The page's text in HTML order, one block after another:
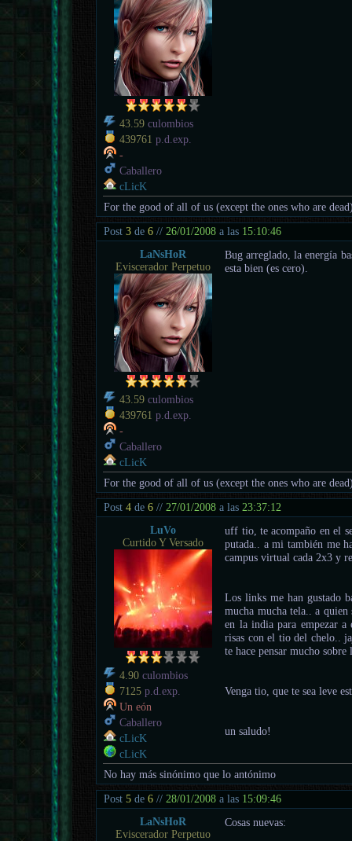
43.59 culombios
439761 p.d.exp.
-
Caballero
cLicK
For the good of all of us (except the ones who are
Post3 de6 // 26/01/2008 a las 15:10:46
LaNsHoR
Eviscerador Perpetuo
43.59 culombios
439761 p.d.exp.
-
Caballero
cLicK
Bug arreglado, la energía
esta bien (es cero).
For the good of all of us (except the ones who are
Post4 de6 // 27/01/2008 a las 23:37:12
LuVo
Curtido Y Versado
4.90 culombios
7125 p.d.exp.
Un eón
Caballero
cLicK
cLicK
uff tio, te acompaño en el
putada.. a mi también me
campus virtual cada 2x3 y
Los links me han gustado
mucha mucha tela.. a
en la india para empezar
risas con el tio del chelo..
te hace pensar mucho sobre
Venga tio, que te sea leve
un saludo!
No hay más sinónimo que lo antónimo
Post5 de6 // 28/01/2008 a las 15:09:46
LaNsHoR
Eviscerador Perpetuo
Cosas nuevas: